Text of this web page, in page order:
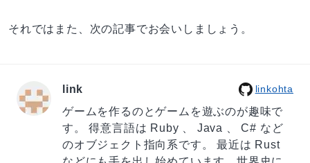
それではまた、次の記事でお会いしましょう。
link linkohta
ゲームを作るのとゲームを遊ぶのが趣味で
す。 得意言語は Ruby 、 Java 、 C# など
のオブジェクト指向系です。 最近は Rust